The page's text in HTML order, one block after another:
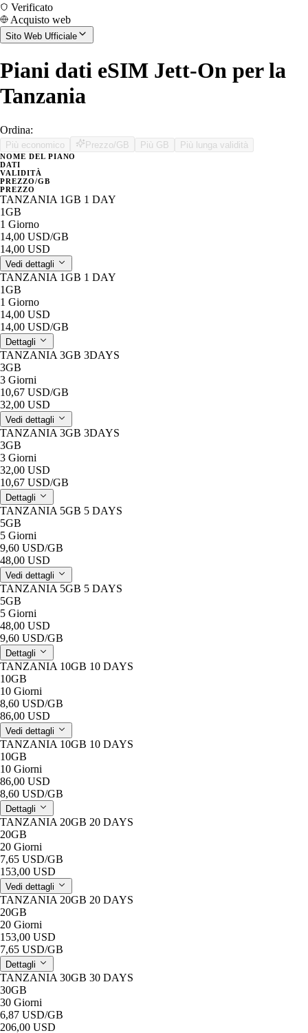
Verificato
Acquisto web
Sito Web Ufficiale
Piani dati eSIM Jett-On per la
Tanzania
Ordina:
Più economico Prezzo/GB Più GB Più lunga validità
NOME DEL PIANO
DATI
VALIDITÀ
PREZZO/GB
PREZZO
TANZANIA 1GB 1 DAY
1GB
1 Giorno
14,00 USD/GB
14,00 USD
Vedi dettagli
TANZANIA 1GB 1 DAY
1GB
1 Giorno
14,00 USD
14,00 USD/GB
Dettagli
TANZANIA 3GB 3DAYS
3GB
3 Giorni
10,67 USD/GB
32,00 USD
Vedi dettagli
TANZANIA 3GB 3DAYS
3GB
3 Giorni
32,00 USD
10,67 USD/GB
Dettagli
TANZANIA 5GB 5 DAYS
5GB
5 Giorni
9,60 USD/GB
48,00 USD
Vedi dettagli
TANZANIA 5GB 5 DAYS
5GB
5 Giorni
48,00 USD
9,60 USD/GB
Dettagli
TANZANIA 10GB 10 DAYS
10GB
10 Giorni
8,60 USD/GB
86,00 USD
Vedi dettagli
TANZANIA 10GB 10 DAYS
10GB
10 Giorni
86,00 USD
8,60 USD/GB
Dettagli
TANZANIA 20GB 20 DAYS
20GB
20 Giorni
7,65 USD/GB
153,00 USD
Vedi dettagli
TANZANIA 20GB 20 DAYS
20GB
20 Giorni
153,00 USD
7,65 USD/GB
Dettagli
TANZANIA 30GB 30 DAYS
30GB
30 Giorni
6,87 USD/GB
206,00 USD